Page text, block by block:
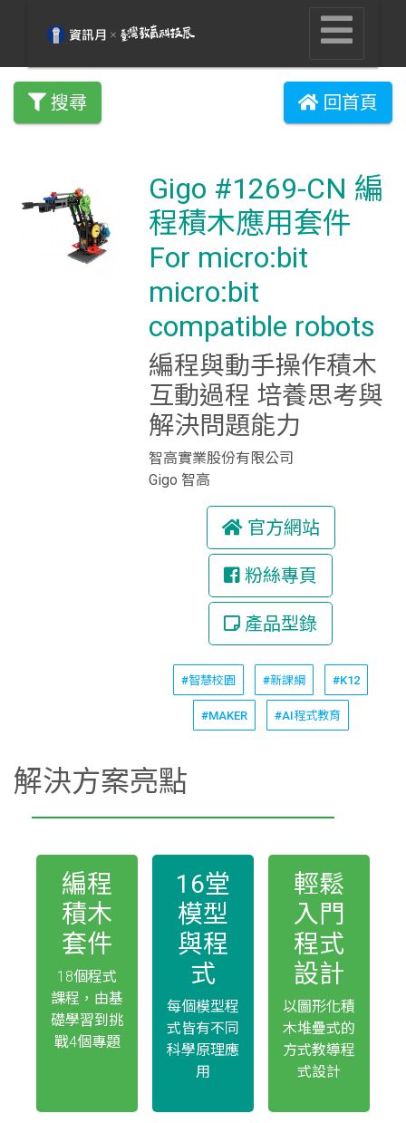
搜尋 回首頁
Gigo #1269-CN 編
程積木應用套件
For micro:bit
micro:bit
compatible robots
編程與動手操作積木
互動過程 培養思考與
解決問題能力
智高實業股份有限公司
Gigo 智高
官方網站
粉絲專頁
產品型錄
#智慧校園 #新課綱 #K12
#MAKER #AI程式教育
解決方案亮點
編程
積木
套件
18個程式
課程，由基
礎學習到挑
戰4個專題
16堂
模型
與程
式
每個模型程
式皆有不同
科學原理應
用
輕鬆
入門
程式
設計
以圖形化積
木堆疊式的
方式教導程
式設計